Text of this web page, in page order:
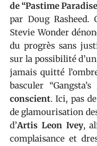
de “Pastime
par Doug Rasheed.
Stevie Wonder
du progrès sans
sur la possibilité
jamais quitté
basculer
conscient. Ici, pas
de glamourisation
d’Artis Leon Ivey,
complaisance et